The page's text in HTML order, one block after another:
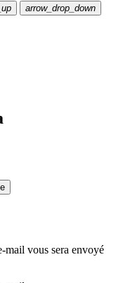
arrow_drop_down
mail vous sera envoyé